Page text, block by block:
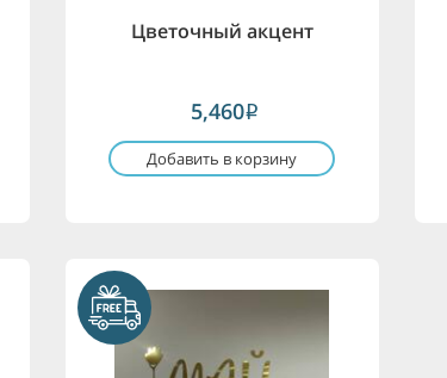
Цветочный акцент
5,460i
Добавить в корзину